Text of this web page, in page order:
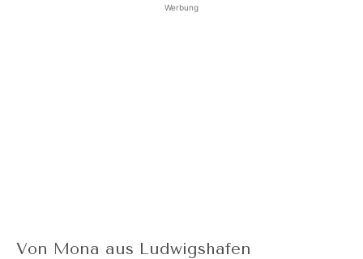
Werbung
Von Mona aus Ludwigshafen